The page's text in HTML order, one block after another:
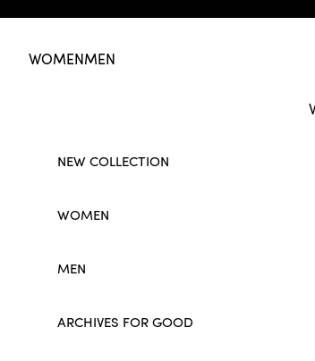
WOMENMEN
NEW COLLECTION
WOMEN
MEN
ARCHIVES FOR GOOD